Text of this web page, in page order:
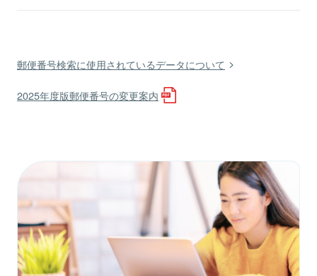
郵便番号検索に使用されているデータについて
2025年度版郵便番号の変更案内